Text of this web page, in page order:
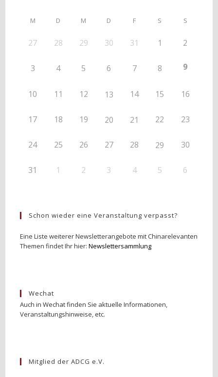
M D M D F S S
27 28 29 30 31 1 2
3 4 5 6 7 8 9
10 11 12 13 14 15 16
17 18 19 20 21 22 23
24 25 26 27 28 29 30
31 1 2 3 4 5 6
Schon wieder eine Veranstaltung verpasst?
Eine Liste weiterer Newsletterangebote mit Chinarelevanten
Themen findet Ihr hier:Newslettersammlung
Wechat
Auch in Wechat finden Sie aktuelle Informationen,
Veranstaltungshinweise, etc.
Mitglied der ADCG e.V.